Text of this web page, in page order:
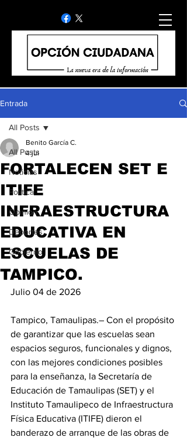
Entrada
All Posts
Noticias
Politica
Opinion
Deportes
Gobierno
All Posts
FORTALECEN SET E
ITIFE
INFRAESTRUCTURA
EDUCATIVA EN
ESCUELAS DE
TAMPICO.
Benito García C.
4 jul
Julio 04 de 2026
Tampico, Tamaulipas.– Con el propósito
de garantizar que las escuelas sean
espacios seguros, funcionales y dignos,
con las mejores condiciones posibles
para la enseñanza, la Secretaría de
Educación de Tamaulipas (SET) y el
Instituto Tamaulipeco de Infraestructura
Física Educativa (ITIFE) dieron el
banderazo de arranque de las obras de